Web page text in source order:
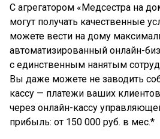
С агрегатором «Медсестра на
могут получать качественные
можете вести на дому
автоматизированный онлайн-
с единственным нанятым
Вы даже можете не заводить
кассу — платежи ваших
через онлайн-кассу
прибыль: от 150 000 руб. в мес.*